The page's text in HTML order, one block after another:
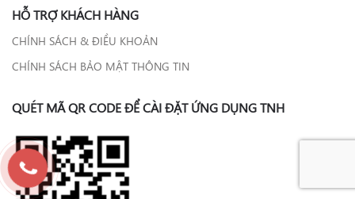
HỖ TRỢ KHÁCH HÀNG
CHÍNH SÁCH & ĐIỀU KHOẢN
CHÍNH SÁCH BẢO MẬT THÔNG TIN
QUÉT MÃ QR CODE ĐỂ CÀI ĐẶT ỨNG DỤNG TNH